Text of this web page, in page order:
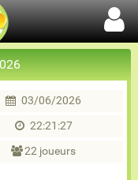
03/06/2026
22:21:27
22 joueurs